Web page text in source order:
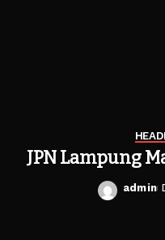
JPN Lampung
Posted
admin